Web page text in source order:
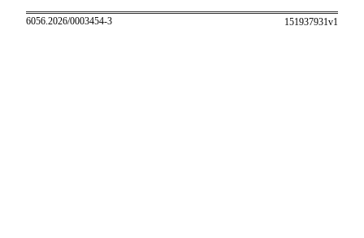
6056.2026/0003454-3 151937931v1